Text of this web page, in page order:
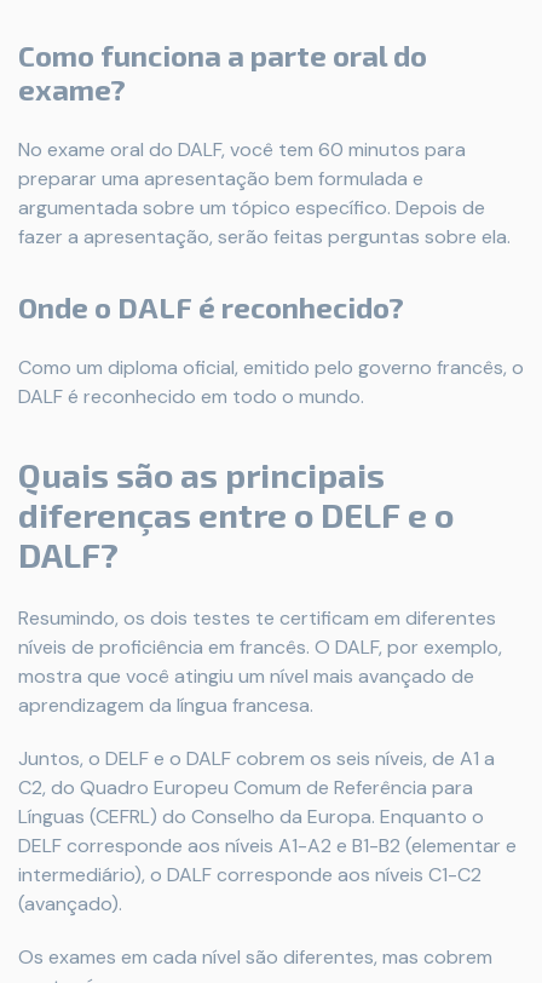
Como funciona a parte oral do
exame?
No exame oral do DALF, você tem 60 minutos para
preparar uma apresentação bem formulada e
argumentada sobre um tópico específico. Depois de
fazer a apresentação, serão feitas perguntas sobre ela.
Onde o DALF é reconhecido?
Como um diploma oficial, emitido pelo governo francês, o
DALF é reconhecido em todo o mundo.
Quais são as principais
diferenças entre o DELF e o
DALF?
Resumindo, os dois testes te certificam em diferentes
níveis de proficiência em francês. O DALF, por exemplo,
mostra que você atingiu um nível mais avançado de
aprendizagem da língua francesa.
Juntos, o DELF e o DALF cobrem os seis níveis, de A1 a
C2, do Quadro Europeu Comum de Referência para
Línguas (CEFRL) do Conselho da Europa. Enquanto o
DELF corresponde aos níveis A1-A2 e B1-B2 (elementar e
intermediário), o DALF corresponde aos níveis C1-C2
(avançado).
Os exames em cada nível são diferentes, mas cobrem